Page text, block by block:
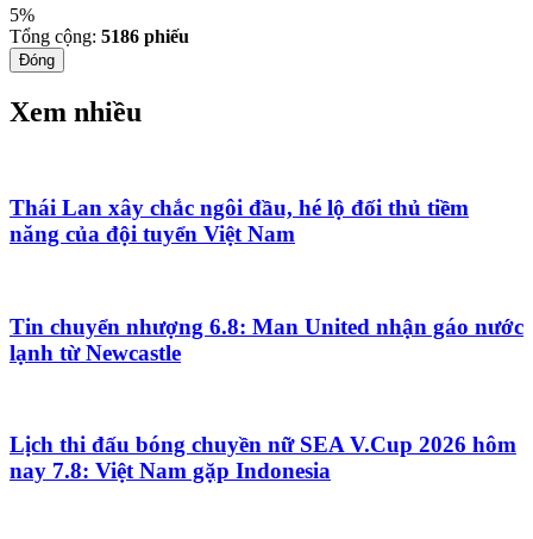
5%
Tổng cộng: 5186 phiếu
Đóng
Xem nhiều
Thái Lan xây chắc ngôi đầu, hé lộ đối thủ tiềm
năng của đội tuyển Việt Nam
Tin chuyển nhượng 6.8: Man United nhận gáo nước
lạnh từ Newcastle
Lịch thi đấu bóng chuyền nữ SEA V.Cup 2026 hôm
nay 7.8: Việt Nam gặp Indonesia